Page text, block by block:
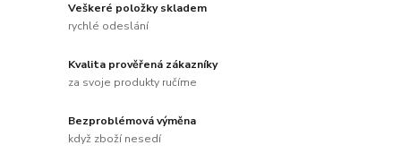
Veškeré položky skladem
rychlé odeslání
Kvalita prověřená zákazníky
za svoje produkty ručíme
Bezproblémová výměna
když zboží nesedí